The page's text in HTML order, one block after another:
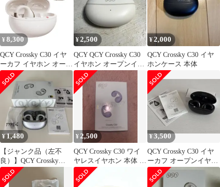
ない 音漏れ防止 マイク
付き マルチポイント接
続 急速充電対応 専用ア
プリ対応 IPX5防水 技
適認証取得 ブラック
ない 音漏れ防止 マイク
付き マルチポイント接
続 急速充電対応 専用ア
プリ対応 IPX5防水 技
適認証取得 パープル
¥ 8,300
QCY Crossky C30 イヤ
ーカフ イヤホン オープ
ンイヤー ワイヤレスイ
ヤホン Bluetooth5.4 空
間オーディオ 耳を塞が
ない 音漏れ防止 マイク
付き マルチポイント接
続 急速充電対応 専用ア
プリ対応 IPX5防水 技
適認証取得 ホワイトmt
¥2,500
QCY QCY Crossky C30
イヤホン オープンイヤ
ー ワイヤレス
¥2,000
QCY Crossky C30 イヤ
ホンケース 本体
¥1,480
【ジャンク品（左不
良）】QCY Crossky
C30S イヤーカフ シル
バー
¥ 2,500
QCY Crossky C30 ワイ
ヤレスイヤホン 本体 パ
ープル
¥3,500
QCY Crossky C30 イヤ
ーカフ オープンイヤー
ワイヤレスイヤホン